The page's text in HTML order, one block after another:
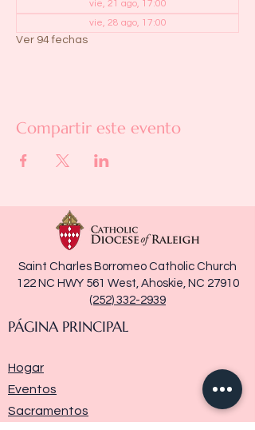
vie, 21 ago, 17:00
vie, 28 ago, 17:00
Ver 94 fechas
Compartir este evento
Saint Charles Borromeo Catholic Church
122 NC HWY 561 West, Ahoskie, NC 27910
(252) 332-2939
PÁGINA PRINCIPAL
Hogar
Eventos
Sacramentos